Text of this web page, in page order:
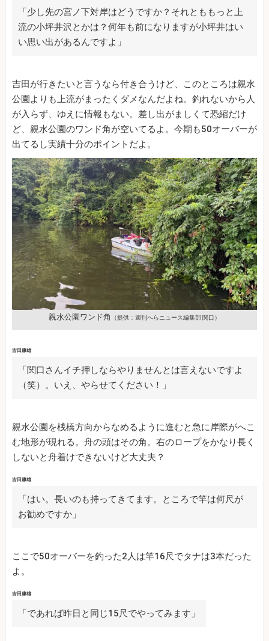
「少し先の宮ノ下対岸はどうですか？それとももっと上
流の小坪井沢とかは？何年も前になりますが小坪井はい
い思い出があるんですよ」
吉田が行きたいと言うなら付き合うけど、このところは親水
公園よりも上流がまったくダメなんだよね。釣れないから人
が入らず、ゆえに情報もない。差し出がましくて恐縮だけ
ど、親水公園のワンド角が空いてるよ。今期も50オーバーが
出てるし実績十分のポイントだよ。
親水公園ワンド角 （提供：週刊へらニュース編集部 関口）
吉田康雄
「関口さんイチ押しならやりませんとは言えないですよ
（笑）。いえ、やらせてください！」
親水公園を桟橋方向からなめるように進むと急に岸際がへこ
む地形が現れる。舟の頭はその角。右のロープをかなり長く
しないと舟着けできないけど大丈夫？
吉田康雄
「はい。長いのも持ってきてます。ところで竿は何尺が
お勧めですか」
ここで50オーバーを釣った2人は竿16尺でタナは3本だった
よ。
吉田康雄
「であれば昨日と同じ15尺でやってみます」